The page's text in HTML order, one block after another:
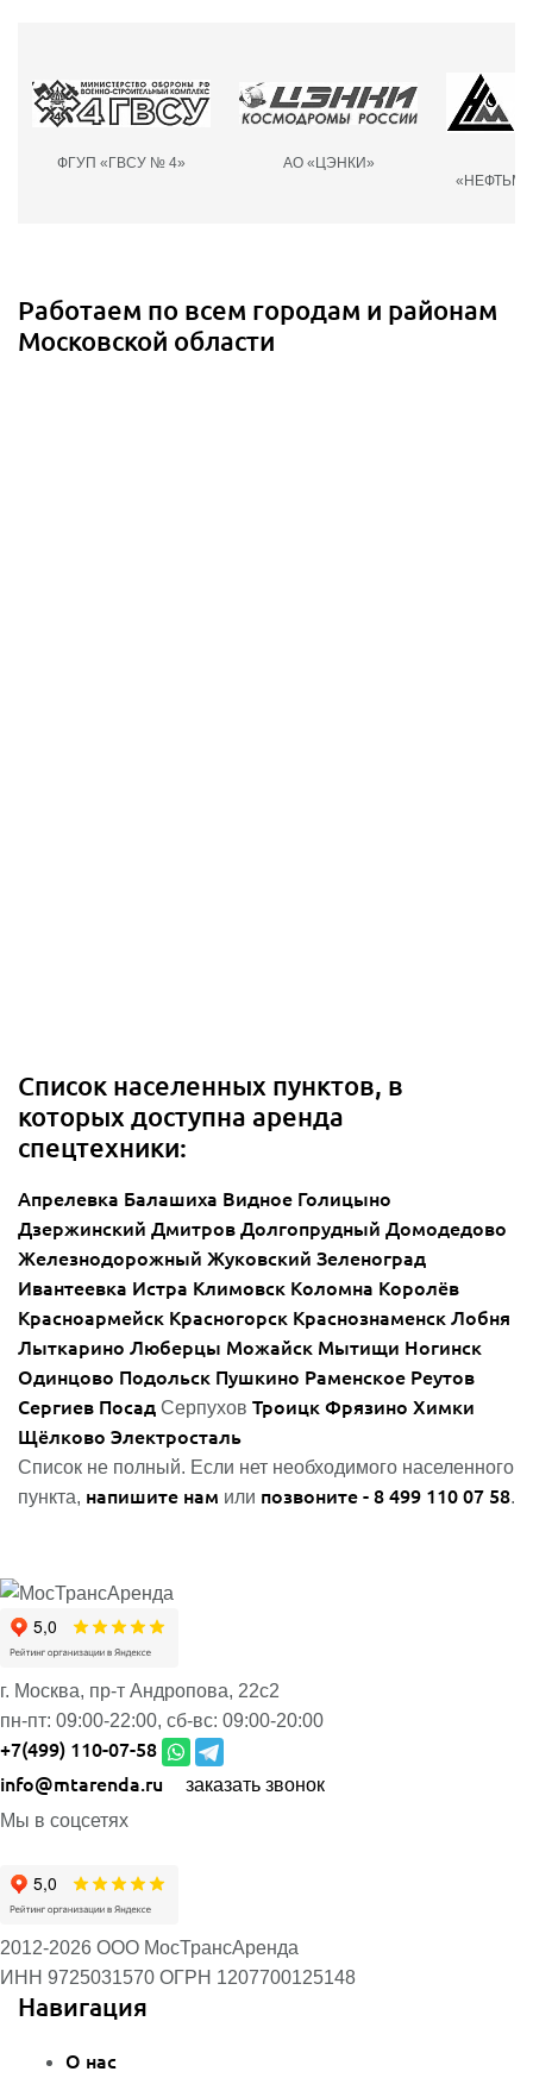
ФГУП «ГВСУ № 4» АО «ЦЭНКИ»
Работаем по всем городам и районам
Московской области
Список населенных пунктов, в
которых доступна аренда
спецтехники:
Апрелевка Балашиха Видное Голицыно
Дзержинский Дмитров Долгопрудный Домодедово
Железнодорожный Жуковский Зеленоград
Ивантеевка Истра Климовск Коломна Королёв
Красноармейск Красногорск Краснознаменск Лобня
Лыткарино Люберцы Можайск Мытищи Ногинск
Одинцово Подольск Пушкино Раменское Реутов
Сергиев Посад Серпухов Троицк Фрязино Химки
Щёлково Электросталь
Список не полный. Если нет необходимого населенного
пункта, напишите нам или позвоните - 8 499 110 07 58.
г. Москва, пр-т Андропова, 22с2
пн-пт: 09:00-22:00, сб-вс: 09:00-20:00
+7(499) 110-07-58
info@mtarenda.ru
заказать звонок
Мы в соцсетях
2012-2026 ООО МосТрансАренда
ИНН 9725031570 ОГРН 1207700125148
Навигация
О нас